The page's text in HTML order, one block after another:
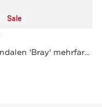
Sale
Ledersandalen 'Bray' mehrfarbig